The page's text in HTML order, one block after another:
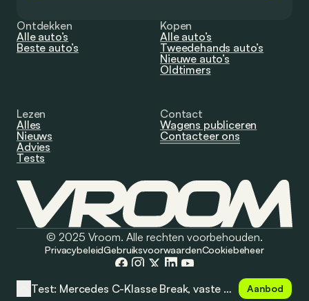
Test: Mercedes C-Klasse Break, vaste waarde? Aanbod
Ontdekken
Alle auto’s
Beste auto’s
Kopen
Alle auto’s
Tweedehands auto’s
Nieuwe auto’s
Oldtimers
Lezen
Alles
Nieuws
Advies
Tests
Contact
Wagens publiceren
Contacteer ons
© 2025 Vroom. Alle rechten voorbehouden.
PrivacybeleidGebruiksvoorwaardenCookiebeheer